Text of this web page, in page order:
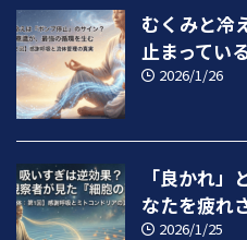
むくみと冷
止まってい
2026/1/26
「良かれ
なたを疲れ
2026/1/25